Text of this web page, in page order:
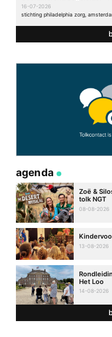
16-07-2026
stichting philadelphia zorg,
agenda
Zoë &
tolk NGT
08-08-2026
13-08-2026
Het Loo
14-08-2026